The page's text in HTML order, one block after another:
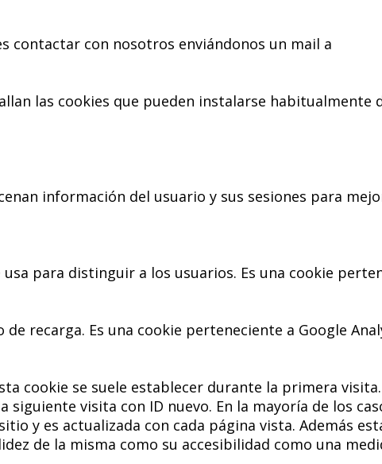
contactar con nosotros enviándonos un mail a
las cookies que pueden instalarse habitualmente
información del usuario y sus sesiones para
para distinguir a los usuarios. Es una cookie
recarga. Es una cookie perteneciente a Google
cookie se suele establecer durante la primera
visita con ID nuevo. En la mayoría de los
y es actualizada con cada página vista. Además
de la misma como su accesibilidad como una